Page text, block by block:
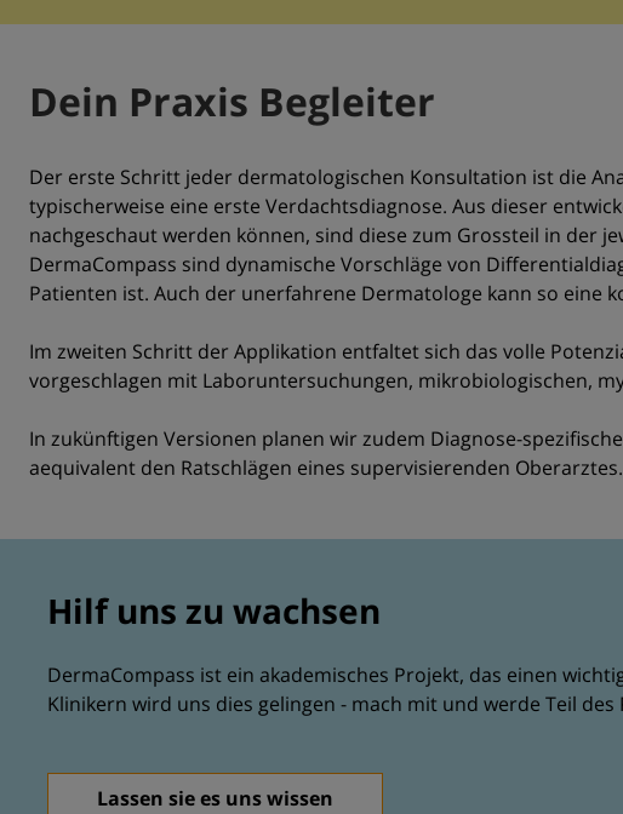
Dein Praxis Begleiter
Der erste Schritt jeder dermatologischen Konsultation ist die
typischerweise eine erste Verdachtsdiagnose. Aus dieser
nachgeschaut werden können, sind diese zum Grossteil in der
DermaCompass sind dynamische Vorschläge von
Patienten ist. Auch der unerfahrene Dermatologe kann so eine
Im zweiten Schritt der Applikation entfaltet sich das volle
vorgeschlagen mit Laboruntersuchungen, mikrobiologischen,
In zukünftigen Versionen planen wir zudem Diagnose-
aequivalent den Ratschlägen eines supervisierenden Oberarztes.
Hilf uns zu wachsen
DermaCompass ist ein akademisches Projekt, das einen
Klinikern wird uns dies gelingen - mach mit und werde Teil des
Lassen sie es uns wissen